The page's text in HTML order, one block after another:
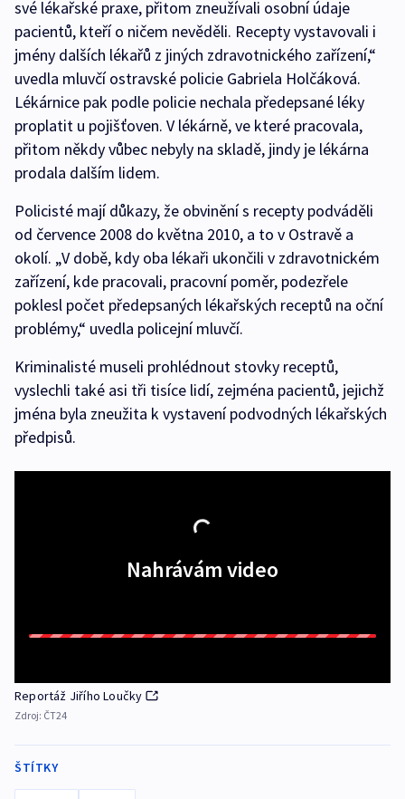
své lékařské praxe, přitom zneužívali osobní údaje
pacientů, kteří o ničem nevěděli. Recepty vystavovali i
jmény dalších lékařů z jiných zdravotnického zařízení,“
uvedla mluvčí ostravské policie Gabriela Holčáková.
Lékárnice pak podle policie nechala předepsané léky
proplatit u pojišťoven. V lékárně, ve které pracovala,
přitom někdy vůbec nebyly na skladě, jindy je lékárna
prodala dalším lidem.
Policisté mají důkazy, že obvinění s recepty podváděli
od července 2008 do května 2010, a to v Ostravě a
okolí. „V době, kdy oba lékaři ukončili v zdravotnickém
zařízení, kde pracovali, pracovní poměr, podezřele
poklesl počet předepsaných lékařských receptů na oční
problémy,“ uvedla policejní mluvčí.
Kriminalisté museli prohlédnout stovky receptů,
vyslechli také asi tři tisíce lidí, zejména pacientů, jejichž
jména byla zneužita k vystavení podvodných lékařských
předpisů.
Nahrávám video
Reportáž Jiřího Loučky
Zdroj: ČT24
ŠTÍTKY